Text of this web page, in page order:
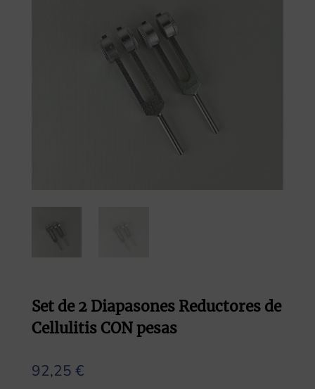
Set de 2 Diapasones Reductores de
Cellulitis CON pesas
92,25 €